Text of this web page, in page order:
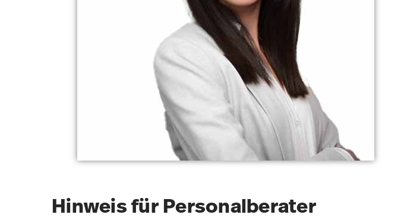
Hinweis für Personalberater